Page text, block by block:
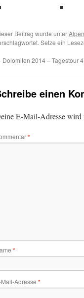
Beitrag wurde unterAlpen
Setze ein
Dolomiten 2014 – Tagestour 4
einen
E-Mail-Adresse wird
*
*
Mail-Adresse *